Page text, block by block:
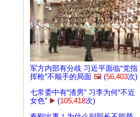
军方内部有分歧 习近平面临“党指
挥枪”不顺手的局面 🖼️ (56,403次)
七常委中有“渣男” 习李为何“不近
女色” ▶️ (105,418次)